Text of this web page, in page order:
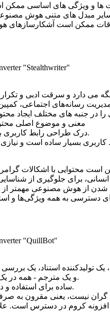
ها و ویژگی های اساسی ممکن
مبدل های متنی هوش
معنی و موضوع اصلی
درک طراحی رابط کاربری بسیار ساده و آسان است.
انسانی، برای جلوگیری از
و یک مترجم - همه در یک مکان در دسترس است.
ساده برای استفاده و داشتن یک رابط قابل درک.